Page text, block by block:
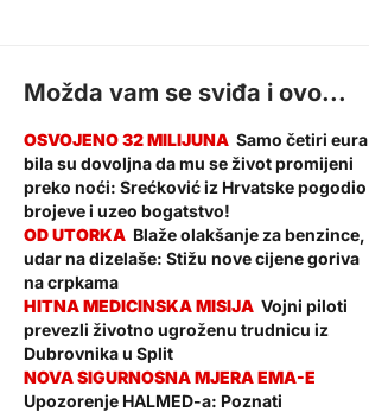
Možda vam se sviđa i ovo...
Samo četiri eura
bila su dovoljna da mu se život promijeni
preko noći: Srećković iz Hrvatske pogodio
brojeve i uzeo bogatstvo!
Blaže olakšanje za benzince,
udar na dizelaše: Stižu nove cijene goriva
na crpkama
Vojni piloti
prevezli životno ugroženu trudnicu iz
Dubrovnika u Split
Upozorenje HALMED-a: Poznati